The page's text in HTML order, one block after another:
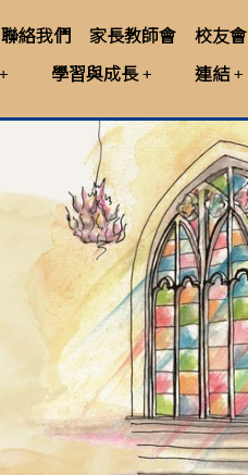
聯絡我們 家長教師會 校友會
學習與成長 連結